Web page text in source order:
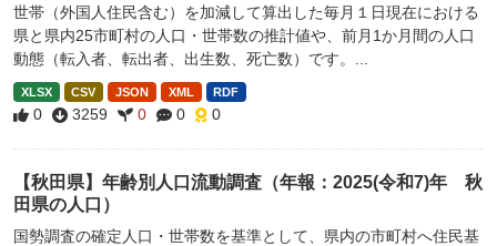
世帯（外国人住民含む）を加減して算出した毎月１日現在における
県と県内25市町村の人口・世帯数の推計値や、前月1か月間の人口
動態（転入者、転出者、出生数、死亡数）です。...
XLSX CSV JSON XML RDF
0 3259 0 0 0
【秋田県】年齢別人口流動調査（年報：2025(令和7)年 秋
田県の人口）
国勢調査の確定人口・世帯数を基準として、県内の市町村へ住民基